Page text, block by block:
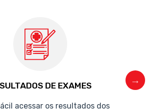
DE EXAMES
acessar os resultados dos